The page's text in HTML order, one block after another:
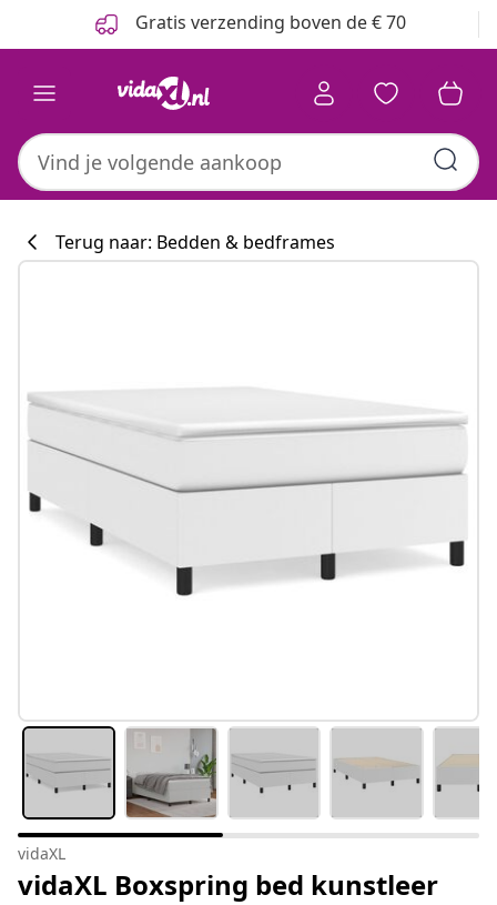
Gratis verzending boven de € 70
Terug naar: Bedden & bedframes
vidaXL
vidaXL Boxspring bed kunstleer